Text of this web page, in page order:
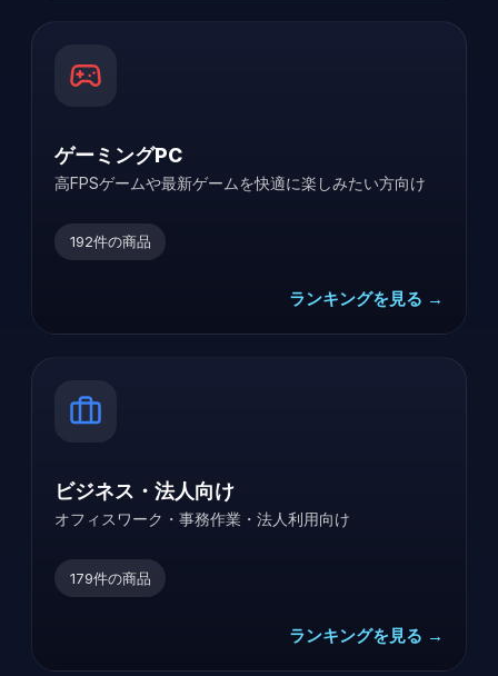
ゲーミングPC
高FPSゲームや最新ゲームを快適に楽しみたい方向け
192件の商品
ランキングを見る →
ビジネス・法人向け
オフィスワーク・事務作業・法人利用向け
179件の商品
ランキングを見る →